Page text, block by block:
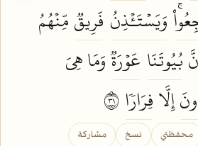
وَيَسۡتَـٔۡذِنُ فَرِيقٞمِّنۡهُمُ
بُيُوتَنَا عَوۡرَةٞوَمَا هِيَ
إِلَّافِرَارٗا
محفظتي نسخ مشاركة